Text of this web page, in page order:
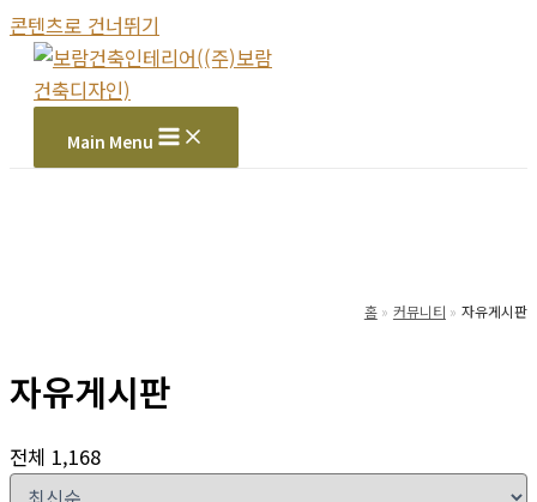
콘텐츠로 건너뛰기
Main Menu
홈 커뮤니티 자유게시판
자유게시판
전체 1,168